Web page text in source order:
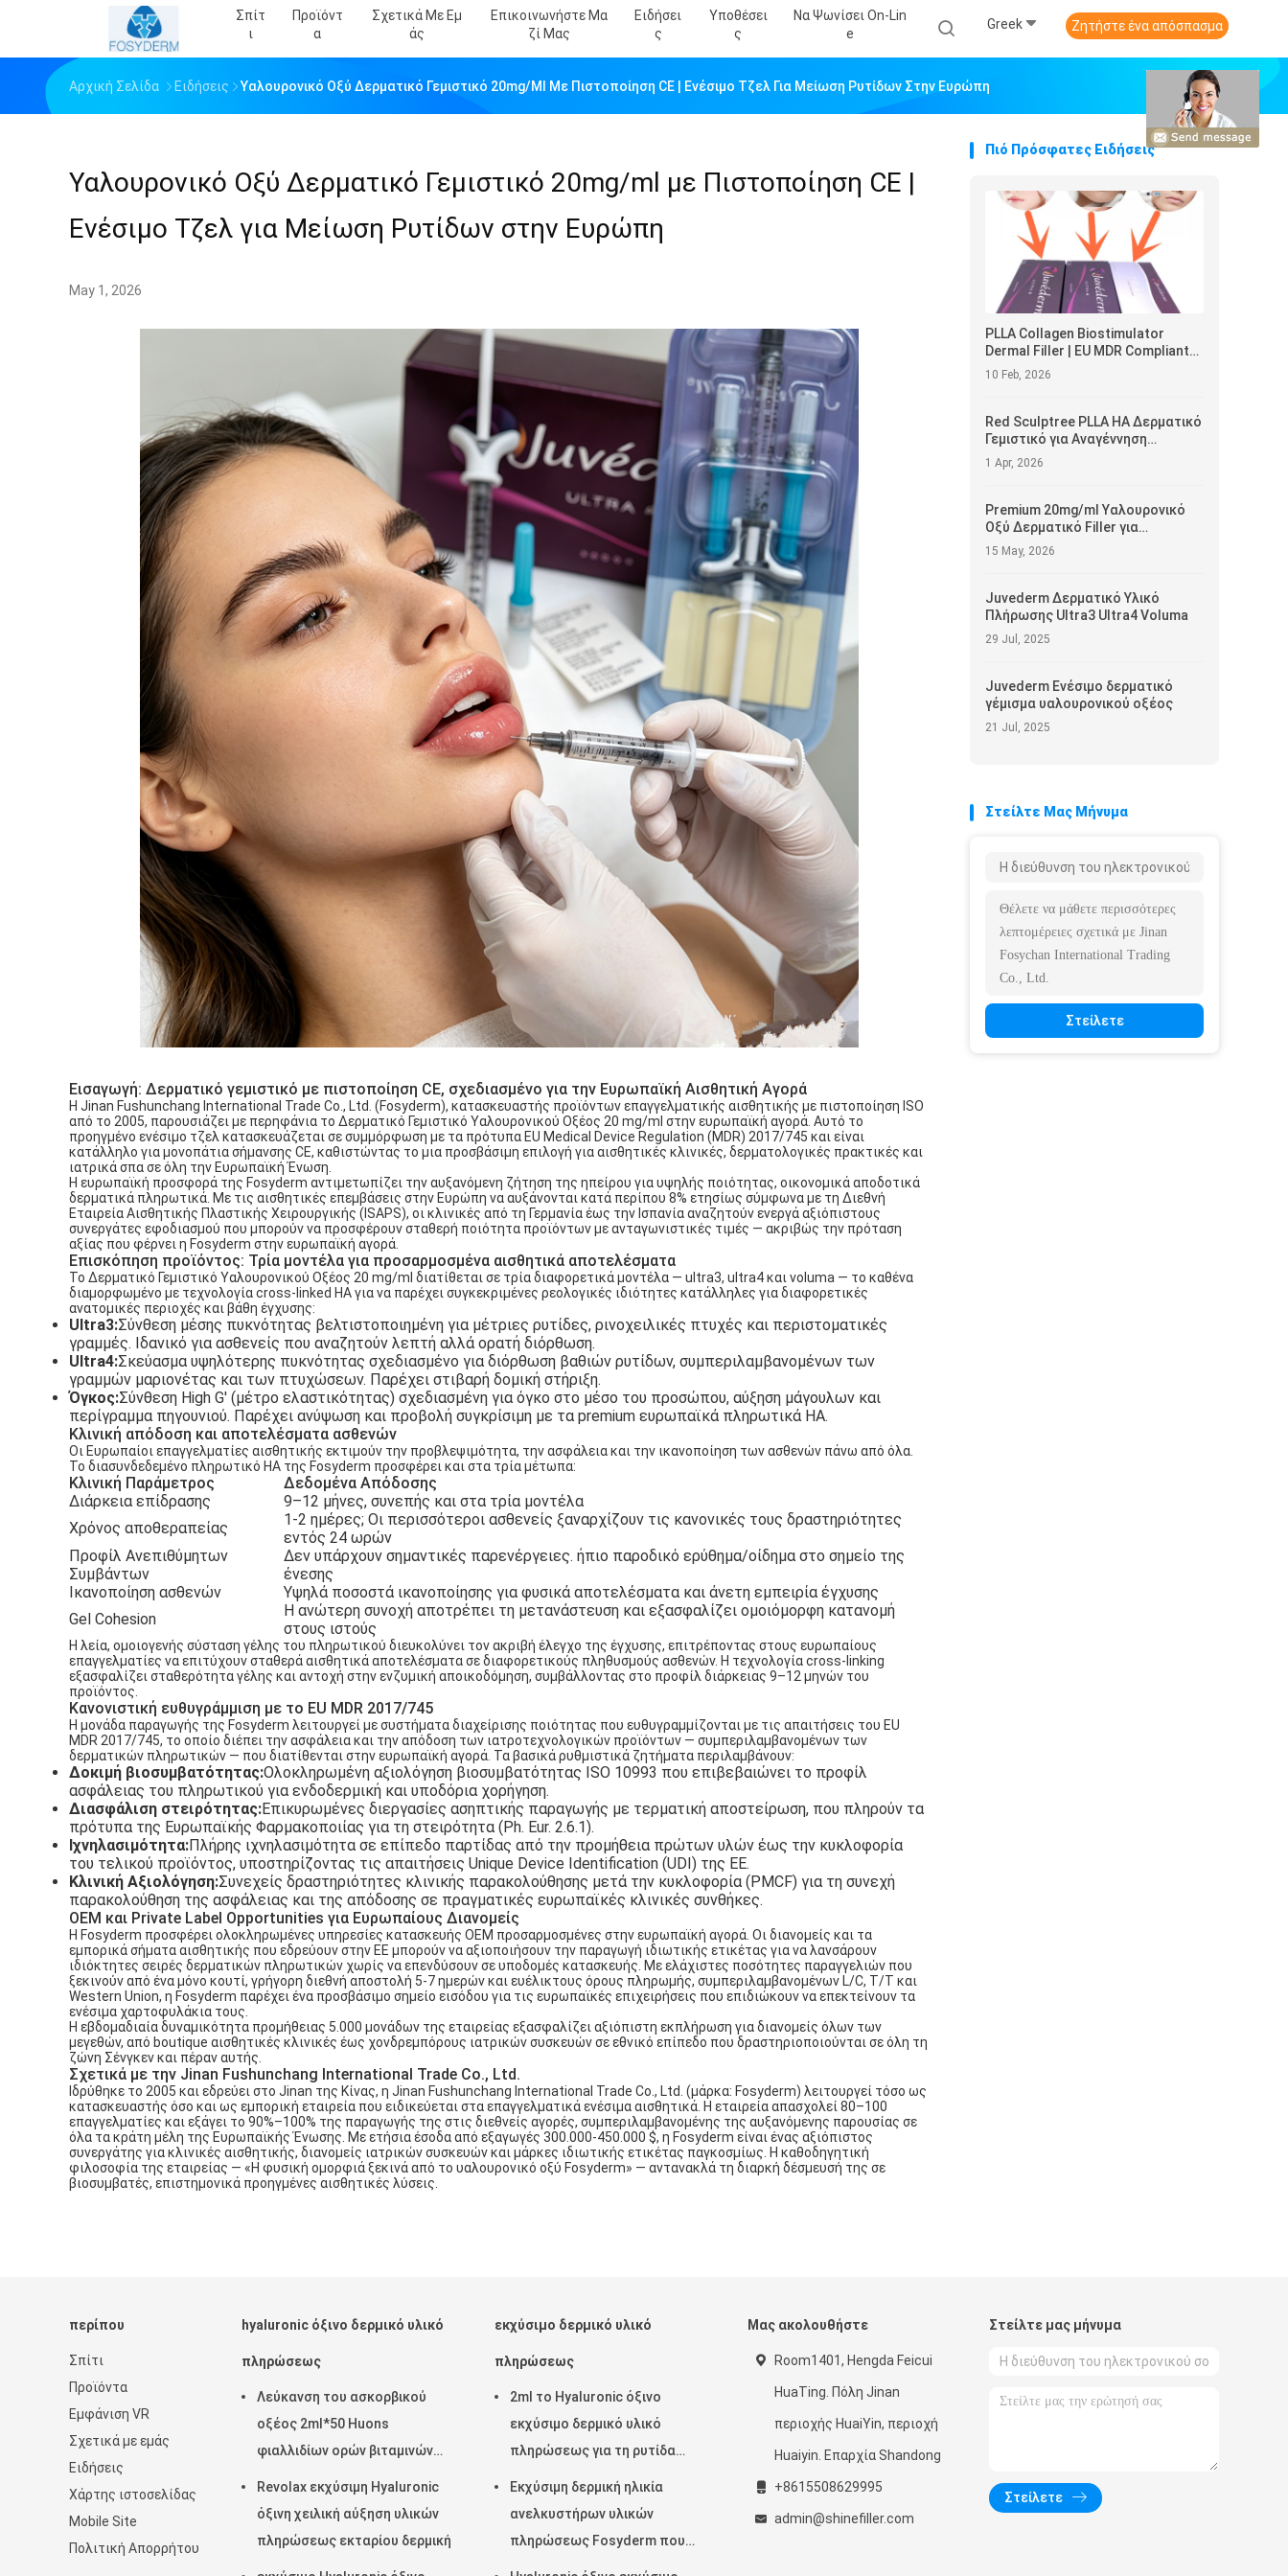
Σπίτ
Ι
Προϊόντ
Α
Σχετικά Με Εμ
Άς
Επικοινωνήστε Μα
Ζί Μας
Ειδήσει
Σ
Υποθέσει
Σ
Να Ψωνίσει On-Lin
E
Greek Ζητήστε ένα απόσπασμα
Αρχική Σελίδα Ειδήσεις Υαλουρονικό Οξύ Δερματικό Γεμιστικό 20mg/ml Με Πιστοποίηση CE | Ενέσιμο Τζελ Για Μείωση Ρυτίδων Στην Ευρώπη
Υαλουρονικό Οξύ Δερματικό Γεμιστικό 20mg/ml με Πιστοποίηση CE |
Ενέσιμο Τζελ για Μείωση Ρυτίδων στην Ευρώπη
May 1, 2026
Εισαγωγή: Δερματικό γεμιστικό με πιστοποίηση CE, σχεδιασμένο για την Ευρωπαϊκή Αισθητική Αγορά
Η Jinan Fushunchang International Trade Co., Ltd. (Fosyderm), κατασκευαστής προϊόντων επαγγελματικής αισθητικής με πιστοποίηση ISO
από το 2005, παρουσιάζει με περηφάνια το Δερματικό Γεμιστικό Υαλουρονικού Οξέος 20 mg/ml στην ευρωπαϊκή αγορά. Αυτό το
προηγμένο ενέσιμο τζελ κατασκευάζεται σε συμμόρφωση με τα πρότυπα EU Medical Device Regulation (MDR) 2017/745 και είναι
κατάλληλο για μονοπάτια σήμανσης CE, καθιστώντας το μια προσβάσιμη επιλογή για αισθητικές κλινικές, δερματολογικές πρακτικές και
ιατρικά σπα σε όλη την Ευρωπαϊκή Ένωση.
Η ευρωπαϊκή προσφορά της Fosyderm αντιμετωπίζει την αυξανόμενη ζήτηση της ηπείρου για υψηλής ποιότητας, οικονομικά αποδοτικά
δερματικά πληρωτικά. Με τις αισθητικές επεμβάσεις στην Ευρώπη να αυξάνονται κατά περίπου 8% ετησίως σύμφωνα με τη Διεθνή
Εταιρεία Αισθητικής Πλαστικής Χειρουργικής (ISAPS), οι κλινικές από τη Γερμανία έως την Ισπανία αναζητούν ενεργά αξιόπιστους
συνεργάτες εφοδιασμού που μπορούν να προσφέρουν σταθερή ποιότητα προϊόντων με ανταγωνιστικές τιμές — ακριβώς την πρόταση
αξίας που φέρνει η Fosyderm στην ευρωπαϊκή αγορά.
Επισκόπηση προϊόντος: Τρία μοντέλα για προσαρμοσμένα αισθητικά αποτελέσματα
Το Δερματικό Γεμιστικό Υαλουρονικού Οξέος 20 mg/ml διατίθεται σε τρία διαφορετικά μοντέλα — ultra3, ultra4 και voluma — το καθένα
διαμορφωμένο με τεχνολογία cross-linked HA για να παρέχει συγκεκριμένες ρεολογικές ιδιότητες κατάλληλες για διαφορετικές
ανατομικές περιοχές και βάθη έγχυσης:
Ultra3:Σύνθεση μέσης πυκνότητας βελτιστοποιημένη για μέτριες ρυτίδες, ρινοχειλικές πτυχές και περιστοματικές
γραμμές. Ιδανικό για ασθενείς που αναζητούν λεπτή αλλά ορατή διόρθωση.
Ultra4:Σκεύασμα υψηλότερης πυκνότητας σχεδιασμένο για διόρθωση βαθιών ρυτίδων, συμπεριλαμβανομένων των
γραμμών μαριονέτας και των πτυχώσεων. Παρέχει στιβαρή δομική στήριξη.
Όγκος:Σύνθεση High G' (μέτρο ελαστικότητας) σχεδιασμένη για όγκο στο μέσο του προσώπου, αύξηση μάγουλων και
περίγραμμα πηγουνιού. Παρέχει ανύψωση και προβολή συγκρίσιμη με τα premium ευρωπαϊκά πληρωτικά HA.
Κλινική απόδοση και αποτελέσματα ασθενών
Οι Ευρωπαίοι επαγγελματίες αισθητικής εκτιμούν την προβλεψιμότητα, την ασφάλεια και την ικανοποίηση των ασθενών πάνω από όλα.
Το διασυνδεδεμένο πληρωτικό HA της Fosyderm προσφέρει και στα τρία μέτωπα:
Κλινική Παράμετρος
Δεδομένα Απόδοσης
Διάρκεια επίδρασης
9–12 μήνες, συνεπής και στα τρία μοντέλα
Χρόνος αποθεραπείας
1-2 ημέρες; Οι περισσότεροι ασθενείς ξαναρχίζουν τις κανονικές τους δραστηριότητες
εντός 24 ωρών
Προφίλ Ανεπιθύμητων
Συμβάντων
Δεν υπάρχουν σημαντικές παρενέργειες. ήπιο παροδικό ερύθημα/οίδημα στο σημείο της
ένεσης
Ικανοποίηση ασθενών
Υψηλά ποσοστά ικανοποίησης για φυσικά αποτελέσματα και άνετη εμπειρία έγχυσης
Gel Cohesion
Η ανώτερη συνοχή αποτρέπει τη μετανάστευση και εξασφαλίζει ομοιόμορφη κατανομή
στους ιστούς
Η λεία, ομοιογενής σύσταση γέλης του πληρωτικού διευκολύνει τον ακριβή έλεγχο της έγχυσης, επιτρέποντας στους ευρωπαίους
επαγγελματίες να επιτύχουν σταθερά αισθητικά αποτελέσματα σε διαφορετικούς πληθυσμούς ασθενών. Η τεχνολογία cross-linking
εξασφαλίζει σταθερότητα γέλης και αντοχή στην ενζυμική αποικοδόμηση, συμβάλλοντας στο προφίλ διάρκειας 9–12 μηνών του
προϊόντος.
Κανονιστική ευθυγράμμιση με το EU MDR 2017/745
Η μονάδα παραγωγής της Fosyderm λειτουργεί με συστήματα διαχείρισης ποιότητας που ευθυγραμμίζονται με τις απαιτήσεις του EU
MDR 2017/745, το οποίο διέπει την ασφάλεια και την απόδοση των ιατροτεχνολογικών προϊόντων — συμπεριλαμβανομένων των
δερματικών πληρωτικών — που διατίθενται στην ευρωπαϊκή αγορά. Τα βασικά ρυθμιστικά ζητήματα περιλαμβάνουν:
Δοκιμή βιοσυμβατότητας:Ολοκληρωμένη αξιολόγηση βιοσυμβατότητας ISO 10993 που επιβεβαιώνει το προφίλ
ασφάλειας του πληρωτικού για ενδοδερμική και υποδόρια χορήγηση.
Διασφάλιση στειρότητας:Επικυρωμένες διεργασίες ασηπτικής παραγωγής με τερματική αποστείρωση, που πληρούν τα
πρότυπα της Ευρωπαϊκής Φαρμακοποιίας για τη στειρότητα (Ph. Eur. 2.6.1).
Ιχνηλασιμότητα:Πλήρης ιχνηλασιμότητα σε επίπεδο παρτίδας από την προμήθεια πρώτων υλών έως την κυκλοφορία
του τελικού προϊόντος, υποστηρίζοντας τις απαιτήσεις Unique Device Identification (UDI) της ΕΕ.
Κλινική Αξιολόγηση:Συνεχείς δραστηριότητες κλινικής παρακολούθησης μετά την κυκλοφορία (PMCF) για τη συνεχή
παρακολούθηση της ασφάλειας και της απόδοσης σε πραγματικές ευρωπαϊκές κλινικές συνθήκες.
OEM και Private Label Opportunities για Ευρωπαίους Διανομείς
Η Fosyderm προσφέρει ολοκληρωμένες υπηρεσίες κατασκευής OEM προσαρμοσμένες στην ευρωπαϊκή αγορά. Οι διανομείς και τα
εμπορικά σήματα αισθητικής που εδρεύουν στην ΕΕ μπορούν να αξιοποιήσουν την παραγωγή ιδιωτικής ετικέτας για να λανσάρουν
ιδιόκτητες σειρές δερματικών πληρωτικών χωρίς να επενδύσουν σε υποδομές κατασκευής. Με ελάχιστες ποσότητες παραγγελιών που
ξεκινούν από ένα μόνο κουτί, γρήγορη διεθνή αποστολή 5-7 ημερών και ευέλικτους όρους πληρωμής, συμπεριλαμβανομένων L/C, T/T και
Western Union, η Fosyderm παρέχει ένα προσβάσιμο σημείο εισόδου για τις ευρωπαϊκές επιχειρήσεις που επιδιώκουν να επεκτείνουν τα
ενέσιμα χαρτοφυλάκια τους.
Η εβδομαδιαία δυναμικότητα προμήθειας 5.000 μονάδων της εταιρείας εξασφαλίζει αξιόπιστη εκπλήρωση για διανομείς όλων των
μεγεθών, από boutique αισθητικές κλινικές έως χονδρεμπόρους ιατρικών συσκευών σε εθνικό επίπεδο που δραστηριοποιούνται σε όλη τη
ζώνη Σένγκεν και πέραν αυτής.
Σχετικά με την Jinan Fushunchang International Trade Co., Ltd.
Ιδρύθηκε το 2005 και εδρεύει στο Jinan της Κίνας, η Jinan Fushunchang International Trade Co., Ltd. (μάρκα: Fosyderm) λειτουργεί τόσο ως
κατασκευαστής όσο και ως εμπορική εταιρεία που ειδικεύεται στα επαγγελματικά ενέσιμα αισθητικά. Η εταιρεία απασχολεί 80–100
επαγγελματίες και εξάγει το 90%–100% της παραγωγής της στις διεθνείς αγορές, συμπεριλαμβανομένης της αυξανόμενης παρουσίας σε
όλα τα κράτη μέλη της Ευρωπαϊκής Ένωσης. Με ετήσια έσοδα από εξαγωγές 300.000-450.000 $, η Fosyderm είναι ένας αξιόπιστος
συνεργάτης για κλινικές αισθητικής, διανομείς ιατρικών συσκευών και μάρκες ιδιωτικής ετικέτας παγκοσμίως. Η καθοδηγητική
φιλοσοφία της εταιρείας — «Η φυσική ομορφιά ξεκινά από το υαλουρονικό οξύ Fosyderm» — αντανακλά τη διαρκή δέσμευσή της σε
βιοσυμβατές, επιστημονικά προηγμένες αισθητικές λύσεις.
Πιό Πρόσφατες Ειδήσεις
PLLA Collagen Biostimulator
Dermal Filler | EU MDR Compliant
Injectable για Αναζωογόνηση
Προσώπου στην Ευρώπη
10 Feb, 2026
Red Sculptree PLLA HA Δερματικό
Γεμιστικό για Αναγέννηση
Κολλαγόνου | Advanced
Biostimulator Injectable για την
1 Apr, 2026
Premium 20mg/ml Υαλουρονικό
Οξύ Δερματικό Filler για
Αποκατάσταση Όγκου Προσώπου
| OEM διαθέσιμο για την αγορά
15 May, 2026
Juvederm Δερματικό Υλικό
Πλήρωσης Ultra3 Ultra4 Voluma
29 Jul, 2025
Juvederm Ενέσιμο δερματικό
γέμισμα υαλουρονικού οξέος
21 Jul, 2025
Στείλτε Μας Μήνυμα
Στείλετε
περίπου
Σπίτι
Προϊόντα
Εμφάνιση VR
Σχετικά με εμάς
Ειδήσεις
Χάρτης ιστοσελίδας
Mobile Site
Πολιτική Απορρήτου
hyaluronic όξινο δερμικό υλικό
πληρώσεως
Λεύκανση του ασκορβικού
οξέος 2ml*50 Huons
φιαλλιδίων ορών βιταμινών
Revolax εκχύσιμη Hyaluronic
όξινη χειλική αύξηση υλικών
πληρώσεως εκταρίου δερμική
εκχύσιμο δερμικό υλικό
πληρώσεως
2ml το Hyaluronic όξινο
εκχύσιμο δερμικό υλικό
πληρώσεως για τη ρυτίδα
αφαιρεί
Εκχύσιμη δερμική ηλικία
ανελκυστήρων υλικών
πληρώσεως Fosyderm που
μειώνει την επεξεργασία
Μας ακολουθήστε
Room1401, Hengda Feicui
HuaTing. Πόλη Jinan
περιοχής HuaiYin, περιοχή
Huaiyin. Επαρχία Shandong
+8615508629995
admin@shinefiller.com
Στείλτε μας μήνυμα
Στείλετε